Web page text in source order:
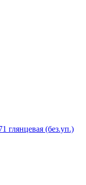
глянцевая (без.уп.)